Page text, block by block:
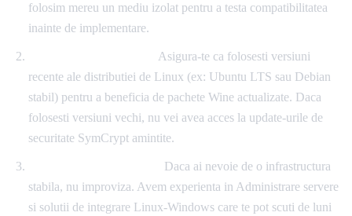
folosim mereu un mediu izolat pentru a testa compatibilitatea
inainte de implementare.
Asigura-te ca folosesti versiuni
recente ale distributiei de Linux (ex: Ubuntu LTS sau Debian
stabil) pentru a beneficia de pachete Wine actualizate. Daca
folosesti versiuni vechi, nu vei avea acces la update-urile de
securitate SymCrypt amintite.
Daca ai nevoie de o infrastructura
stabila, nu improviza. Avem experienta in Administrare servere
si solutii de integrare Linux-Windows care te pot scuti de luni